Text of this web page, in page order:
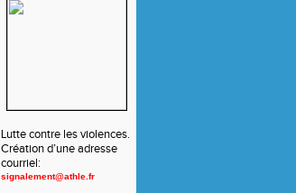
Lutte contre les violences.
Création d’une adresse
courriel:
signalement@athle.fr